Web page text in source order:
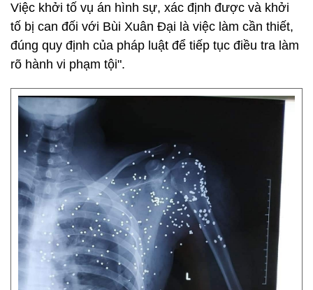
Việc khởi tố vụ án hình sự, xác định được và khởi
tố bị can đối với Bùi Xuân Đại là việc làm cần thiết,
đúng quy định của pháp luật để tiếp tục điều tra làm
rõ hành vi phạm tội".